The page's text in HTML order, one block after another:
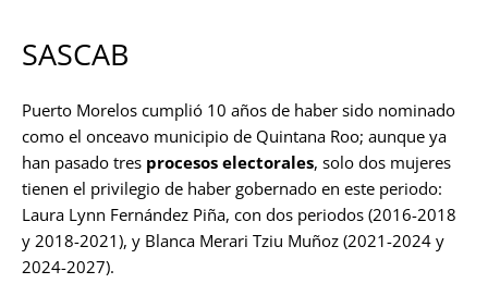
SASCAB
Puerto Morelos cumplió 10 años de haber sido nominado
como el onceavo municipio de Quintana Roo; aunque ya
han pasado tres procesos electorales, solo dos mujeres
tienen el privilegio de haber gobernado en este periodo:
Laura Lynn Fernández Piña, con dos periodos (2016-2018
y 2018-2021), y Blanca Merari Tziu Muñoz (2021-2024 y
2024-2027).